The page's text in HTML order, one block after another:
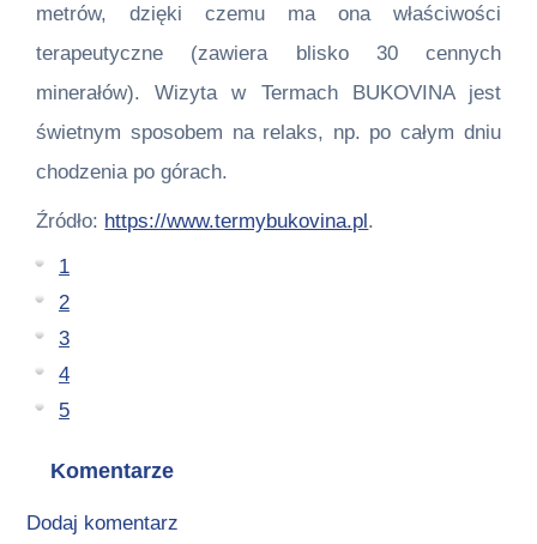
metrów, dzięki czemu ma ona właściwości
terapeutyczne (zawiera blisko 30 cennych
minerałów). Wizyta w Termach BUKOVINA jest
świetnym sposobem na relaks, np. po całym dniu
chodzenia po górach.
Źródło: https://www.termybukovina.pl.
1
2
3
4
5
Komentarze
Dodaj komentarz